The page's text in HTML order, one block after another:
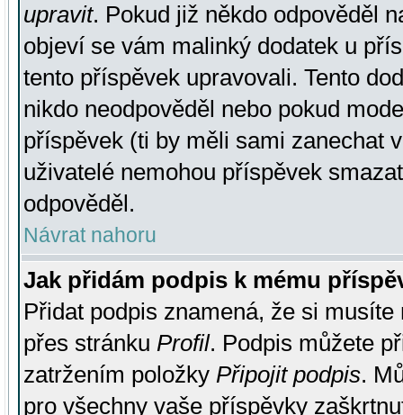
upravit. Pokud již někdo odpověděl
objeví se vám malinký dodatek u
tento příspěvek upravovali. Tento
nikdo neodpověděl nebo pokud
příspěvek (ti by měli sami zanechat
uživatelé nemohou příspěvek
odpověděl.
Návrat nahoru
Jak přidám podpis k mému
Přidat podpis znamená, že si
přes stránku Profil. Podpis můžete
zatržením položky Připojit podpis.
pro všechny vaše příspěvky